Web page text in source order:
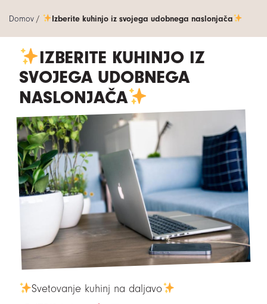
Domov / Izberite kuhinjo iz svojega udobnega naslonjača
IZBERITE KUHINJO IZ
SVOJEGA UDOBNEGA
NASLONJAČA
Svetovanje kuhinj na daljavo